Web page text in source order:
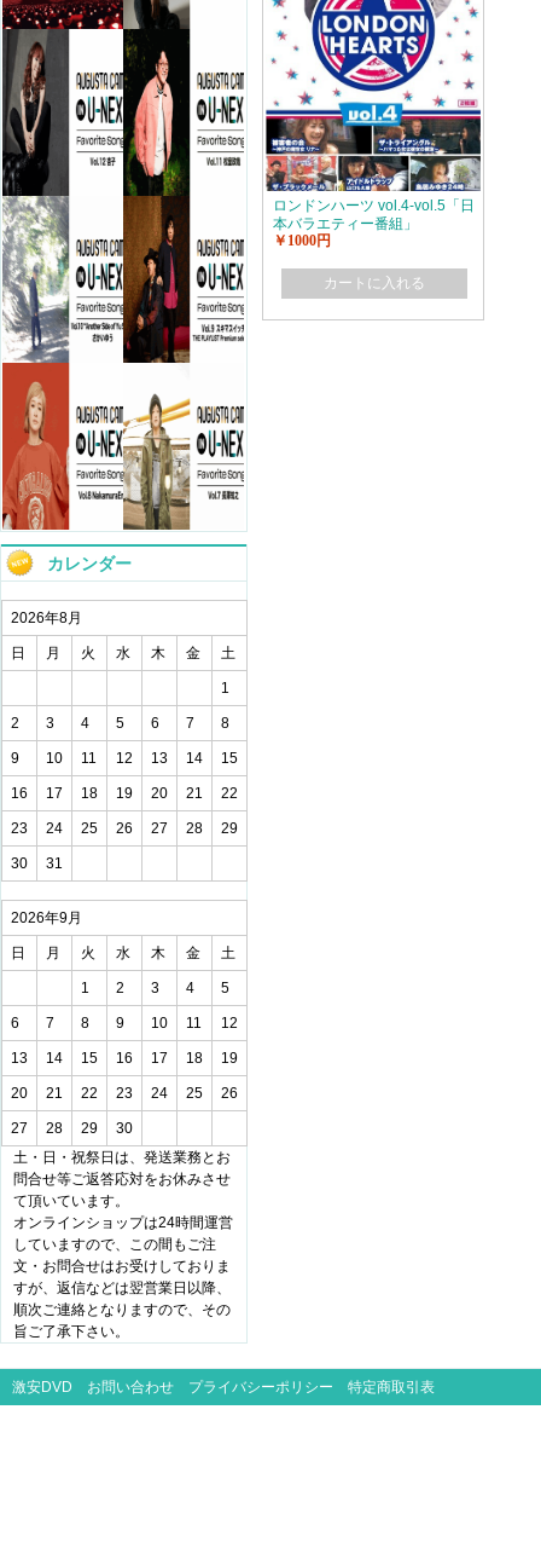
カレンダー
2026年8月
日 月 火 水 木 金 土
1
2 3 4 5 6 7 8
9 10 11 12 13 14 15
16 17 18 19 20 21 22
23 24 25 26 27 28 29
30 31
2026年9月
日 月 火 水 木 金 土
1 2 3 4 5
6 7 8 9 10 11 12
13 14 15 16 17 18 19
20 21 22 23 24 25 26
27 28 29
30
土・日・祝祭日は、発送業務とお
問合せ等ご返答応対をお休みさせ
て頂いています。
オンラインショップは24時間運営
していますので、この間もご注
文・お問合せはお受けしておりま
すが、返信などは翌営業日以降、
順次ご連絡となりますので、その
旨ご了承下さい。
ロンドンハーツ vol.4-vol.5「日
本バラエティー番組」
￥1000円
カートに入れる
激安DVD お問い合わせ プライバシーポリシー 特定商取引表